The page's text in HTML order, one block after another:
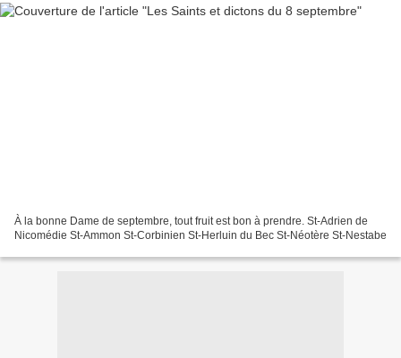
À la bonne Dame de septembre, tout fruit est bon à prendre. St-Adrien de
Nicomédie St-Ammon St-Corbinien St-Herluin du Bec St-Néotère St-Nestabe